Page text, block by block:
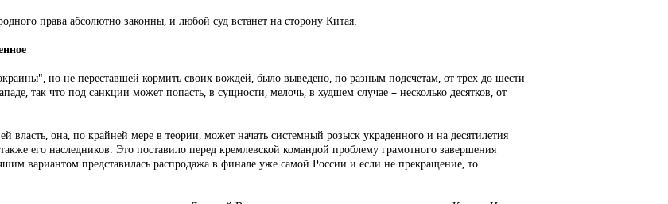
права абсолютно законны, и любой суд встанет на сторону Китая.
но не переставшей кормить своих вождей, было выведено, по разным подсчетам, от трех до шести
так что под санкции может попасть, в сущности, мелочь, в худшем случае – несколько десятков, от
она, по крайней мере в теории, может начать системный розыск украденного и на десятилетия
его наследников. Это поставило перед кремлевской командой проблему грамотного завершения
вариантом представилась распродажа в финале уже самой России и если не прекращение, то